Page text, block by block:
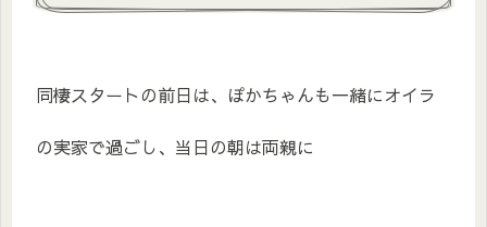
同棲スタートの前日は、ぽかちゃんも一緒にオイラ
の実家で過ごし、当日の朝は両親に